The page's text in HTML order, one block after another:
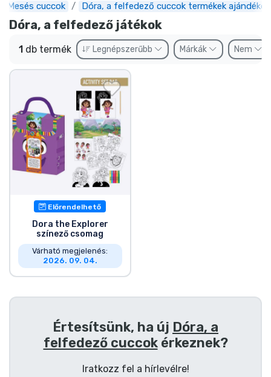
Mesés cuccok Dóra, a felfedező cuccok termékek ajándékok
Dóra, a felfedező játékok
1 db termék Legnépszerűbb Márkák Nem
Előrendelhető
Dora the Explorer
színező csomag
Várható megjelenés:
2026. 09. 04.
Értesítsünk, ha új Dóra, a
felfedező cuccokérkeznek?
Iratkozz fel a hírlevélre!
Előrendelhető cuccok
Outlet cuccok
Ajándékkártya
Szállítás és fizetés
Sorozatos cuccok
Filmes cuccok
Mesés cuccok
Animés cuccok
Gamer cuccok
Sportos cuccok
Zenés cuccok